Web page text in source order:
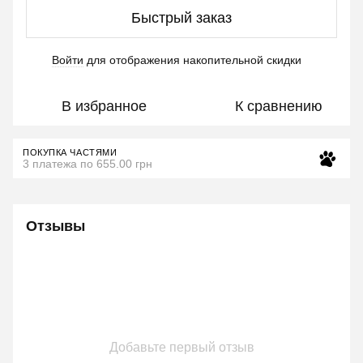
Быстрый заказ
Войти для отображения накопительной скидки
В избранное К сравнению
ПОКУПКА ЧАСТЯМИ
3 платежа по 655.00 грн
Отзывы
Добавьте первый отзыв